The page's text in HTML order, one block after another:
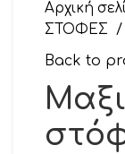
Αρχική
ΣΤΟΦΕΣ
Back to